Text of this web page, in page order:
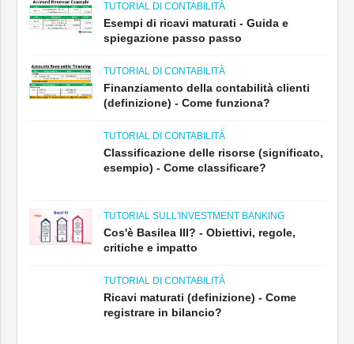
TUTORIAL DI CONTABILITÀ
Esempi di ricavi maturati - Guida e
spiegazione passo passo
TUTORIAL DI CONTABILITÀ
Finanziamento della contabilità clienti
(definizione) - Come funziona?
TUTORIAL DI CONTABILITÀ
Classificazione delle risorse (significato,
esempio) - Come classificare?
Cos'è Basilea III? - Obiettivi, regole,
critiche e impatto
Ricavi maturati (definizione) - Come
registrare in bilancio?